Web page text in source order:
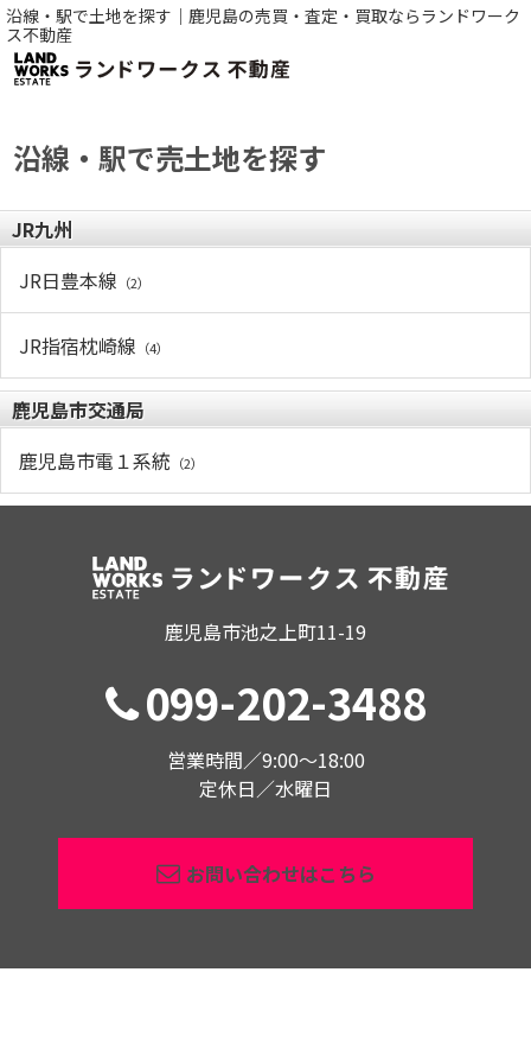
沿線・駅で土地を探す｜鹿児島の売買・査定・買取ならランドワーク
ス不動産
沿線・駅で売土地を探す
JR九州
JR日豊本線 （2）
JR指宿枕崎線 （4）
鹿児島市交通局
鹿児島市電１系統 （2）
鹿児島市池之上町11-19
099-202-3488
営業時間／9:00〜18:00
定休日／水曜日
お問い合わせはこちら